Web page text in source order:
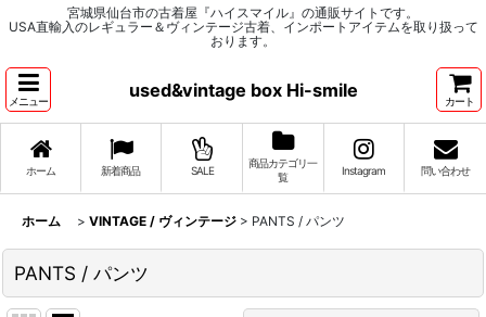
宮城県仙台市の古着屋『ハイスマイル』の通販サイトです。
USA直輸入のレギュラー＆ヴィンテージ古着、インポートアイテムを取り扱って
おります。
メニュー
used&vintage box Hi-smile
カート
ホーム 新着商品 SALE
商品カテゴリ一
覧
Instagram 問い合わせ
ホーム > VINTAGE / ヴィンテージ > PANTS / パンツ
PANTS / パンツ